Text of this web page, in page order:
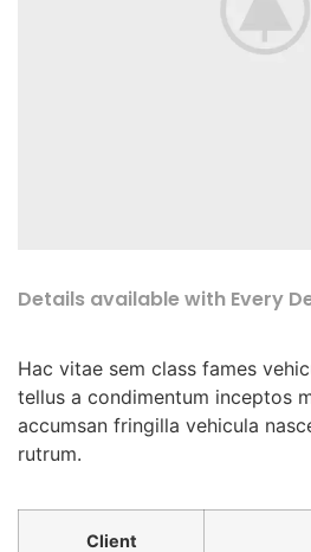
Details available with Every
Hac vitae sem class fames
tellus a condimentum inceptos
accumsan fringilla vehicula
rutrum.
Client